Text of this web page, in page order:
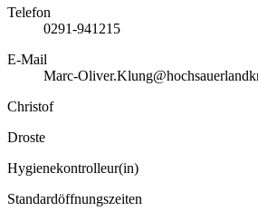
Telefon
0291-941215
E-Mail
Marc-
Christof
Droste
Hygienekontrolleur(in)
Standardöffnungszeiten